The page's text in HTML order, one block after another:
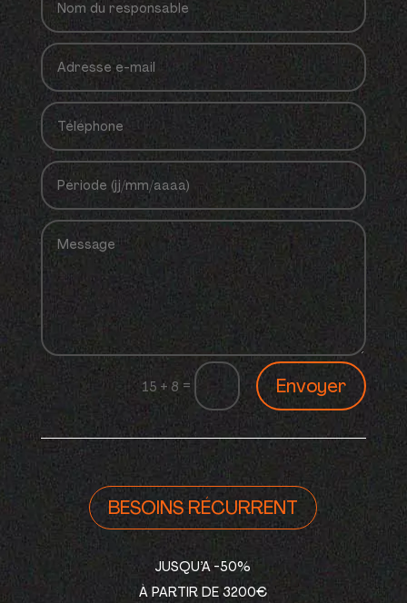
15 + 8 = Envoyer
BESOINS RÉCURRENT
JUSQU’A -50%
À PARTIR DE 3200€